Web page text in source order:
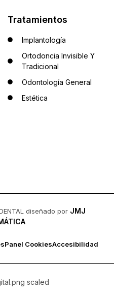
Tratamientos
Implantología
Ortodoncia Invisible Y
Tradicional
Odontología General
Estética
diseñado por JMJ
Panel CookiesAccesibilidad